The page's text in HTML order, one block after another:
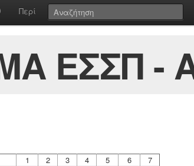
Περί
ΕΣΣΠ -
1
2 3 4 5 6
7